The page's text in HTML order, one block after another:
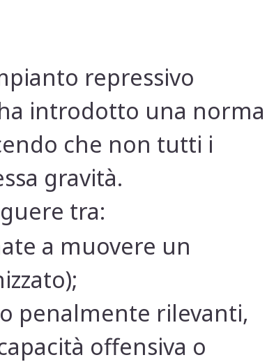
repressivo
introdotto una norma
che non tutti i
gravità.
tra:
a muovere un
penalmente rilevanti,
offensiva o